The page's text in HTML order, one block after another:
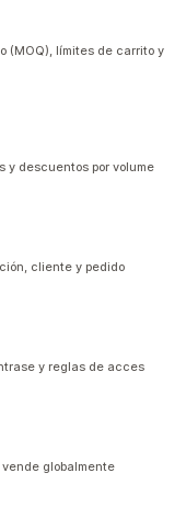
(MOQ), límites de carrito y
y descuentos por volume
cliente y pedido
y reglas de acces
globalmente